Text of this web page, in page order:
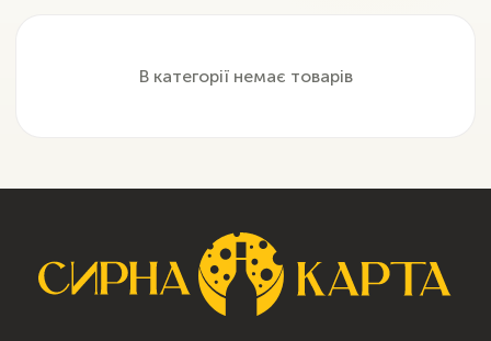
В категорії немає товарів